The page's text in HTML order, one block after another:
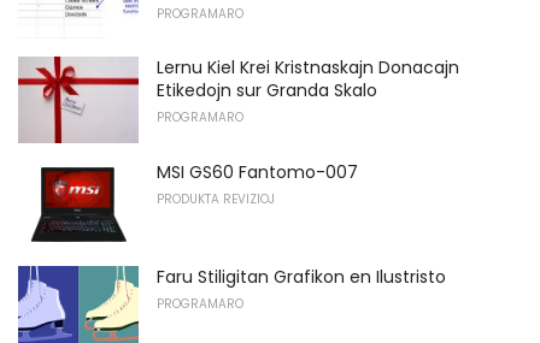
PROGRAMARO
Lernu Kiel Krei Kristnaskajn Donacajn
Etikedojn sur Granda Skalo
PROGRAMARO
MSI GS60 Fantomo-007
PRODUKTA REVIZIOJ
Faru Stiligitan Grafikon en Ilustristo
PROGRAMARO